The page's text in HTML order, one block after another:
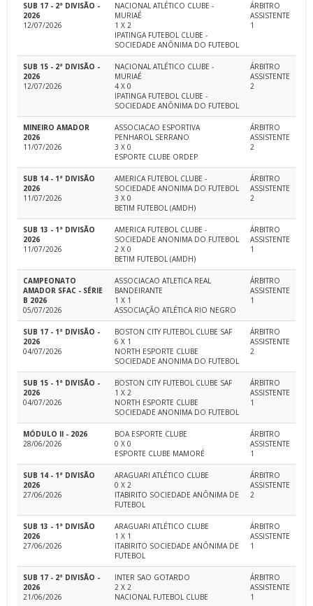
SUB 17 - 2ª DIVISÃO -
2026
12/07/2026
NACIONAL ATLÉTICO CLUBE -
MURIAÉ
1 X 2
IPATINGA FUTEBOL CLUBE -
SOCIEDADE ANÔNIMA DO FUTEBOL
ÁRBITRO
ASSISTENTE
1
SUB 15 - 2ª DIVISÃO -
2026
12/07/2026
NACIONAL ATLÉTICO CLUBE -
MURIAÉ
4 X 0
IPATINGA FUTEBOL CLUBE -
SOCIEDADE ANÔNIMA DO FUTEBOL
ÁRBITRO
ASSISTENTE
2
MINEIRO AMADOR
2026
11/07/2026
ASSOCIACAO ESPORTIVA
PENHAROL SERRANO
3 X 0
ESPORTE CLUBE ORDEP
ÁRBITRO
ASSISTENTE
2
SUB 14 - 1ª DIVISÃO
2026
11/07/2026
AMERICA FUTEBOL CLUBE -
SOCIEDADE ANONIMA DO FUTEBOL
3 X 0
BETIM FUTEBOL (AMDH)
ÁRBITRO
ASSISTENTE
2
SUB 13 - 1ª DIVISÃO
2026
11/07/2026
AMERICA FUTEBOL CLUBE -
SOCIEDADE ANONIMA DO FUTEBOL
2 X 0
BETIM FUTEBOL (AMDH)
ÁRBITRO
ASSISTENTE
1
CAMPEONATO
AMADOR SFAC - SÉRIE
B 2026
05/07/2026
ASSOCIACAO ATLETICA REAL
BANDEIRANTE
1 X 1
ASSOCIAÇÃO ATLÉTICA RIO NEGRO
ÁRBITRO
ASSISTENTE
1
SUB 17 - 1ª DIVISÃO -
2026
04/07/2026
BOSTON CITY FUTEBOL CLUBE SAF
6 X 1
NORTH ESPORTE CLUBE
SOCIEDADE ANONIMA DO FUTEBOL
ÁRBITRO
ASSISTENTE
2
SUB 15 - 1ª DIVISÃO -
2026
04/07/2026
BOSTON CITY FUTEBOL CLUBE SAF
1 X 2
NORTH ESPORTE CLUBE
SOCIEDADE ANONIMA DO FUTEBOL
ÁRBITRO
ASSISTENTE
1
MÓDULO II - 2026
28/06/2026
BOA ESPORTE CLUBE
0 X 0
ESPORTE CLUBE MAMORÉ
ÁRBITRO
ASSISTENTE
1
SUB 14 - 1ª DIVISÃO
2026
27/06/2026
ARAGUARI ATLÉTICO CLUBE
0 X 2
ITABIRITO SOCIEDADE ANÔNIMA DE
FUTEBOL
ÁRBITRO
ASSISTENTE
2
SUB 13 - 1ª DIVISÃO
2026
27/06/2026
ARAGUARI ATLÉTICO CLUBE
1 X 1
ITABIRITO SOCIEDADE ANÔNIMA DE
FUTEBOL
ÁRBITRO
ASSISTENTE
1
SUB 17 - 2ª DIVISÃO -
2026
21/06/2026
INTER SAO GOTARDO
2 X 2
NACIONAL FUTEBOL CLUBE
ÁRBITRO
ASSISTENTE
1